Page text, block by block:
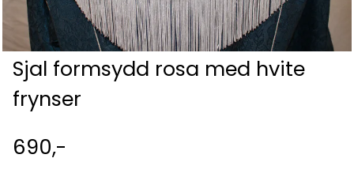
Sjal formsydd rosa med hvite
frynser
690,-